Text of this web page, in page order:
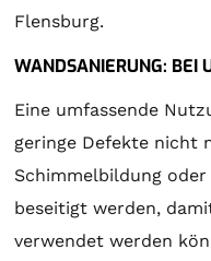
Flensburg.
WANDSANIERUNG: BEI
Eine umfassende
geringe Defekte nicht
Schimmelbildung
beseitigt werden,
verwendet werden